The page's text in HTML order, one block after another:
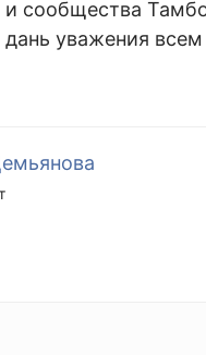
и сообщества
уважения